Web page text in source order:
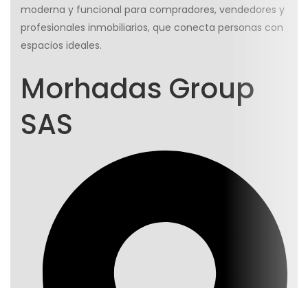
moderna y funcional para compradores, vendedores y
profesionales inmobiliarios, que conecta personas con
espacios ideales.
Morhadas Group
SAS